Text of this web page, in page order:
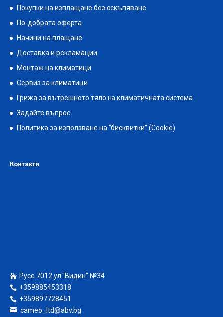
Покупки на изплащане без оскъпяване
По-добрата оферта
Начини на плащане
Доставка и рекламации
Монтаж на климатици
Сервиз за климатици
Грижа за вътрешното тяло на климатичната система
Задайте въпрос
Политика за използване на “бисквитки” (Cookie)
Контакти
Русе 7012 ул."Видин" №34
+359885453318
+359897728451
cameo_ltd@abv.bg